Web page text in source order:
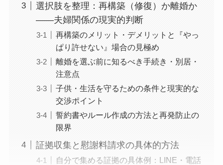
選択肢を整理：再構築（修復）か離婚か
——夫婦関係の現実的判断
再構築のメリット・デメリットと『やっ
ぱり許せない』場合の見極め
離婚を選ぶ前に知るべき手続き・別居・
注意点
子供・生活を守るための条件と現実的な
交渉ポイント
誓約書やルール作成の方法と再発防止の
限界
証拠収集と慰謝料請求の具体的方法
自分で集める証拠の具体例：LINE・電話